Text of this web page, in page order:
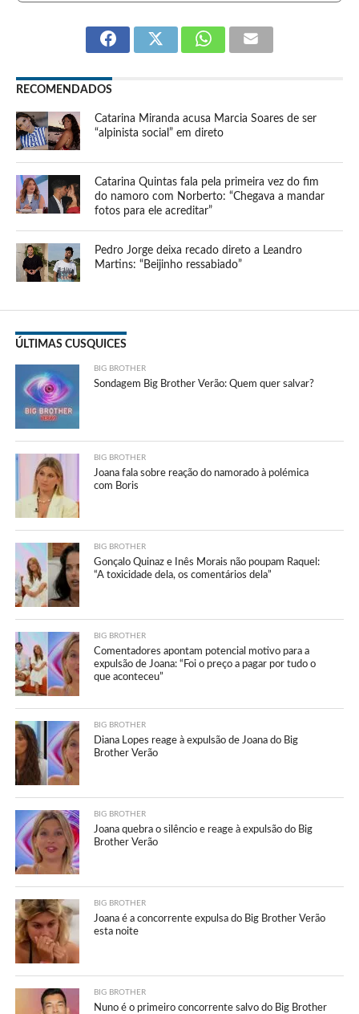
RECOMENDADOS
Catarina Miranda acusa Marcia Soares de ser
“alpinista social” em direto
Catarina Quintas fala pela primeira vez do fim
do namoro com Norberto: “Chegava a mandar
fotos para ele acreditar”
Pedro Jorge deixa recado direto a Leandro
Martins: “Beijinho ressabiado”
ÚLTIMAS CUSQUICES
BIG BROTHER
Sondagem Big Brother Verão: Quem quer salvar?
BIG BROTHER
Joana fala sobre reação do namorado à polémica
com Boris
BIG BROTHER
Gonçalo Quinaz e Inês Morais não poupam Raquel:
“A toxicidade dela, os comentários dela”
BIG BROTHER
Comentadores apontam potencial motivo para a
expulsão de Joana: “Foi o preço a pagar por tudo o
que aconteceu”
BIG BROTHER
Diana Lopes reage à expulsão de Joana do Big
Brother Verão
BIG BROTHER
Joana quebra o silêncio e reage à expulsão do Big
Brother Verão
BIG BROTHER
Joana é a concorrente expulsa do Big Brother Verão
esta noite
BIG BROTHER
Nuno é o primeiro concorrente salvo do Big Brother